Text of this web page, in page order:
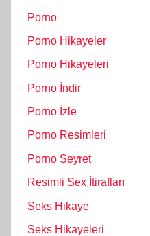
Porno
Porno Hikayeler
Porno Hikayeleri
Porno İndir
Porno İzle
Porno Resimleri
Porno Seyret
Resimli Sex İtirafları
Seks Hikaye
Seks Hikayeleri